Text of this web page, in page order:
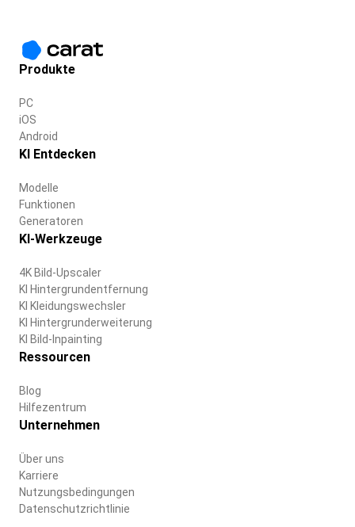
Produkte
PC
iOS
Android
KI Entdecken
Modelle
Funktionen
Generatoren
KI-Werkzeuge
4K Bild-Upscaler
KI Hintergrundentfernung
KI Kleidungswechsler
KI Hintergrunderweiterung
KI Bild-Inpainting
Ressourcen
Blog
Hilfezentrum
Unternehmen
Über uns
Karriere
Nutzungsbedingungen
Datenschutzrichtlinie